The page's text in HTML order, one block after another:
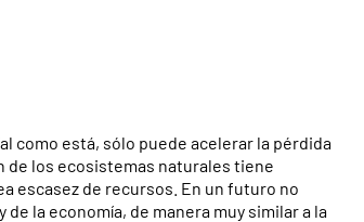
como está, sólo puede acelerar la pérdida
de los ecosistemas naturales tiene
escasez de recursos. En un futuro no
de la economía, de manera muy similar a la